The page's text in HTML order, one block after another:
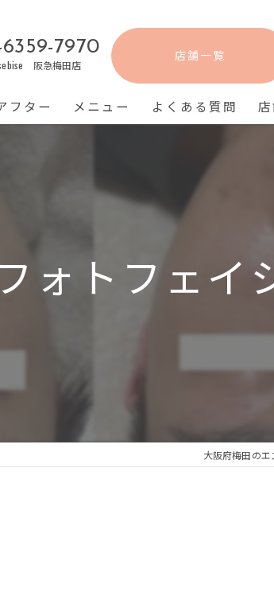
7970
阪急梅田店
店舗一覧
フター メニュー よくある質問
ォトフェイ
大阪府梅田のエ